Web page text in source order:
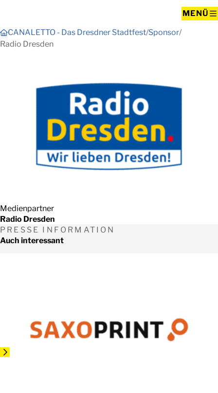
MENÜ
CANALETTO - Das Dresdner Stadtfest Sponsor
Radio Dresden
Medienpartner
Radio Dresden
PRESSE INFORMATION
Auch interessant